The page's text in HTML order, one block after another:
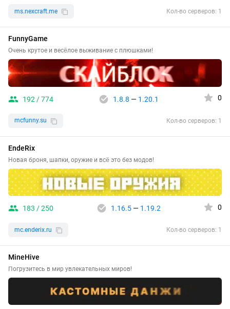
ms.nexcraft.me Кол-во серверов: 1
FunnyGame
Очень крутое и весёлое выживание с плюшками!
192 / 774 1.8.8 — 1.20.1 0
mcfunny.su Кол-во серверов: 1
EndeRix
Новая броня, шапки, оружие и всё это без модов!
183 / 250 1.16.5— 1.19.2 0
mc.enderix.ru Кол-во серверов: 1
MineHive
Погрузитесь в мир увлекательных миров!